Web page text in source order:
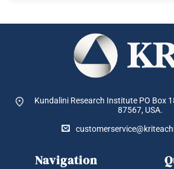
Kundalini Research Institute PO Box
87567, USA.
Navigation